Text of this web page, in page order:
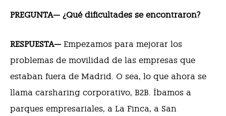
PREGUNTA— ¿Qué dificultades se encontraron?
RESPUESTA— Empezamos para mejorar los
problemas de movilidad de las empresas que
estaban fuera de Madrid. O sea, lo que ahora se
llama carsharing corporativo, B2B. Íbamos a
parques empresariales, a La Finca, a San